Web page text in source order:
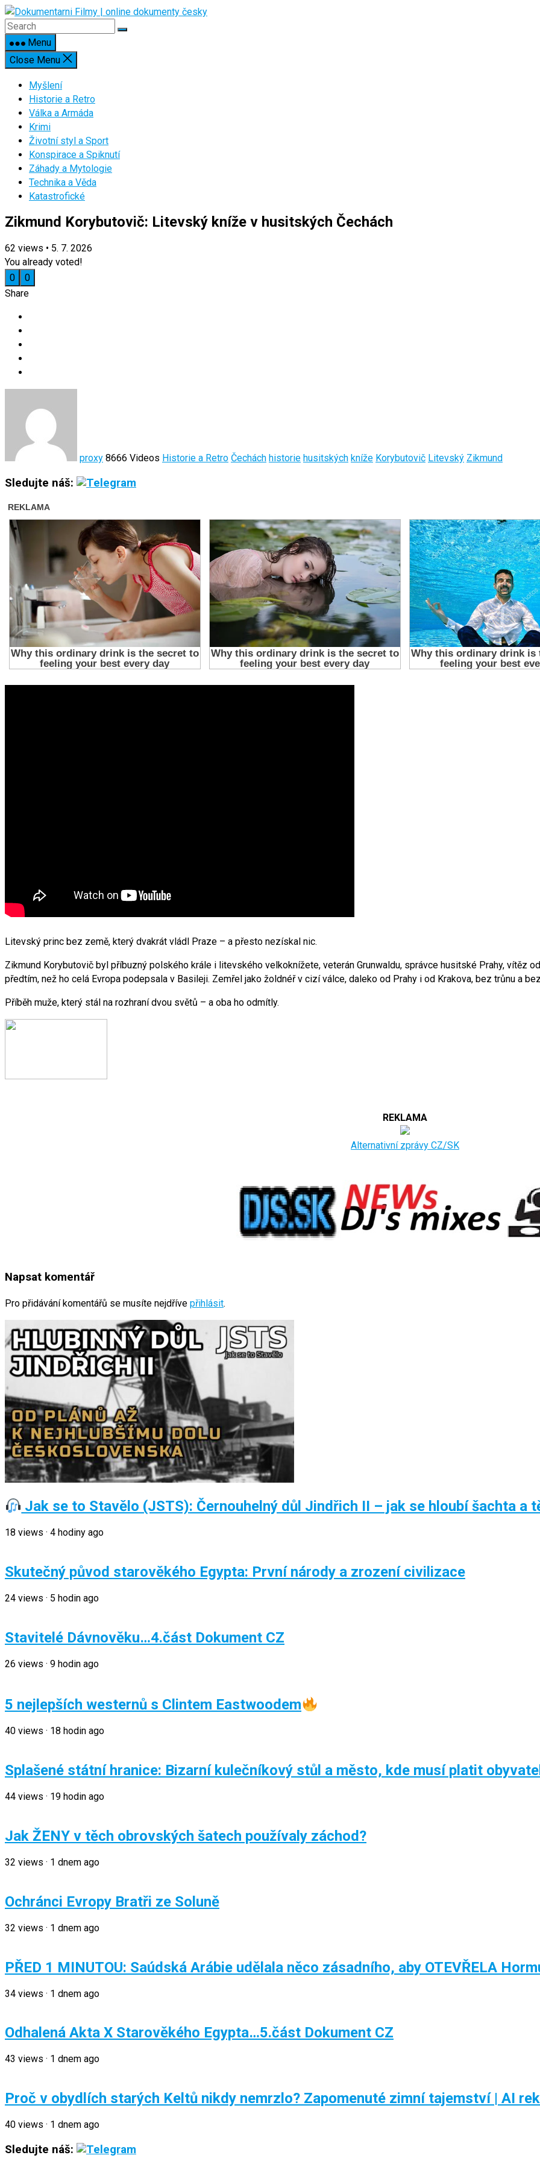
Skip
to
contentMenu
Close Menu
Myšlení
Historie a Retro
Válka a Armáda
Krimi
Životní styl a Sport
Konspirace a Spiknutí
Záhady a Mytologie
Technika a Věda
Katastrofické
Zikmund Korybutovič: Litevský kníže v husitských Čechách
62 views • 5. 7. 2026
You already voted!
0
0
Share
proxy 8666 Videos Historie a Retro Čechách historie husitských kníže Korybutovič Litevský Zikmund
Sledujte náš:
Litevský princ bez země, který dvakrát vládl Praze – a přesto nezískal nic.
Zikmund Korybutovič byl příbuzný polského krále i litevského velkoknížete, veterán Grunwaldu, správce husitské Prahy, vítěz
předtím, než ho celá Evropa podepsala v Basileji. Zemřel jako žoldnéř v cizí válce, daleko od Prahy i od Krakova, bez trůnu a
Příběh muže, který stál na rozhraní dvou světů – a oba ho odmítly.
REKLAMA
Alternativní zprávy CZ/SK
Napsat komentář
Pro přidávání komentářů se musíte nejdříve přihlásit.
Jak se to Stavělo (JSTS): Černouhelný důl Jindřich II – jak se hloubí šachta a
18 views · 4 hodiny ago
Skutečný původ starověkého Egypta: První národy a zrození civilizace
24 views · 5 hodin ago
Stavitelé Dávnověku…4.část Dokument CZ
26 views · 9 hodin ago
5 nejlepších westernů s Clintem Eastwoodem
40 views · 18 hodin ago
Splašené státní hranice: Bizarní kulečníkový stůl a město, kde musí platit
44 views · 19 hodin ago
Jak ŽENY v těch obrovských šatech používaly záchod?
32 views · 1 dnem ago
Ochránci Evropy Bratři ze Soluně
32 views · 1 dnem ago
PŘED 1 MINUTOU: Saúdská Arábie udělala něco zásadního, aby OTEVŘELA
34 views · 1 dnem ago
Odhalená Akta X Starověkého Egypta…5.část Dokument CZ
43 views · 1 dnem ago
Proč v obydlích starých Keltů nikdy nemrzlo? Zapomenuté zimní tajemství | AI
40 views · 1 dnem ago
Sledujte náš: